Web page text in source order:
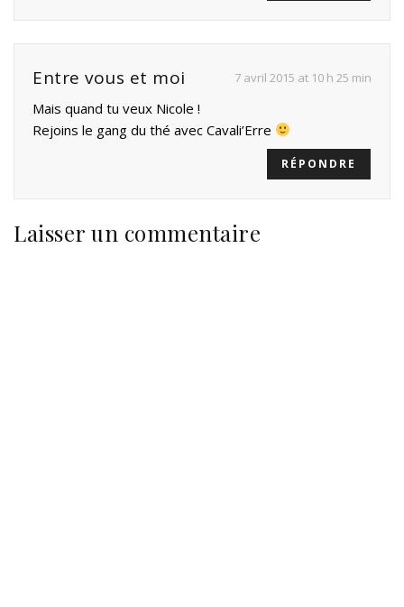
Entre vous et moi 7 avril 2015 at 10 h 25 min
Mais quand tu veux Nicole !
Rejoins le gang du thé avec Cavali’Erre
RÉPONDRE
Laisser un commentaire